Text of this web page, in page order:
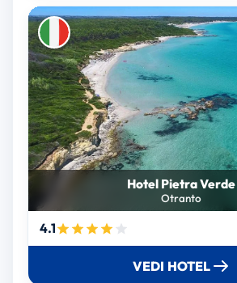
Hotel Pietra Verde
Otranto
4.1
VEDI HOTEL